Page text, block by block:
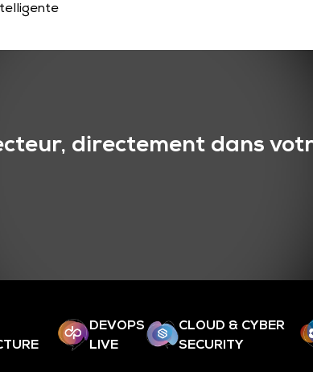
directement dans
DEVOPS
LIVE
CLOUD & CYBER
SECURITY